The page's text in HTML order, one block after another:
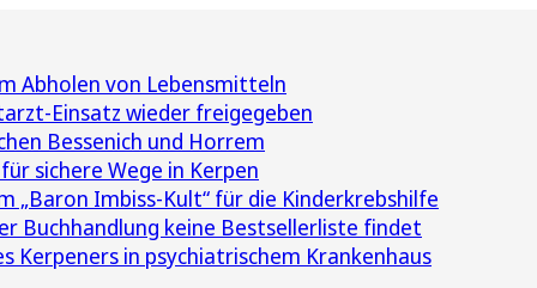
Abholen von Lebensmitteln
Einsatz wieder freigegeben
Bessenich und Horrem
sichere Wege in Kerpen
„Baron Imbiss-Kult“ für die Kinderkrebshilfe
Buchhandlung keine Bestsellerliste findet
in psychiatrischem Krankenhaus